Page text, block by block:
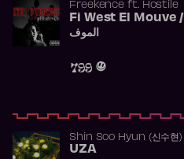
Freekence ft. Hostile
Fi West El Mouve / في وسط
الموف
799
Shin Soo Hyun (신수현)
UZA